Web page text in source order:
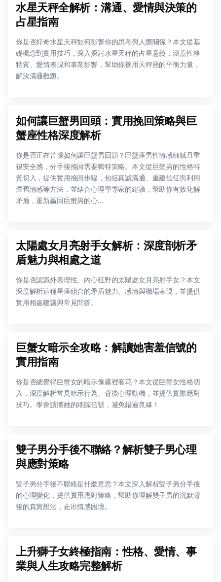
水星天秤全解析：溝通、愛情與決策的
占星指南
你是否好奇水星天秤如何影響你的思考與人際關係？本文從基
礎概念到實用技巧，深入探討水星天秤的占星意義，涵蓋性格
特質、愛情表現和事業影響，幫助你善用天秤座的平衡力量，
解決溝通難題。
如何讓巨蟹男回頭：實用挽回策略與巨
蟹座性格深度解析
你是否正在苦惱如何讓巨蟹男回頭？巨蟹座男性情感細膩且重
視安全感，分手後挽回需要獨特策略。本文從巨蟹男的性格特
質切入，提供實用挽回步驟，包括真誠溝通、重建信任與利用
懷舊情感等方法，並結合心理學專家的建議，幫助你有效化解
矛盾，重新贏回巨蟹男的心...
太陽處女月亮射手女解析：深度剖析矛
盾魅力與相處之道
你是否認識外表理性、內心狂野的太陽處女月亮射手女？本文
深度解析這種星座組合的矛盾魅力、感情與職場表現，並提供
實用相處建議與常見問答。
巨蟹女暗示全攻略：解讀她害羞信號的
實用指南
你是否總覺得巨蟹女的暗示像霧裡看花？本文從巨蟹女性格切
入，深度解析常見暗示行為、背後心理動機，並提供實際應對
技巧。學會讀懂她的細膩信號，避免錯過良緣！
雙子男分手後不聯絡？解析雙子男心理
與應對策略
雙子男分手後不聯絡是什麼意思？本文深入解析雙子男分手後
的心理變化，提供實用應對策略，幫助你理解雙子男的沉默背
後的真實想法，走出情感困境。
上升獅子女終極指南：性格、愛情、事
業與人生攻略完整解析